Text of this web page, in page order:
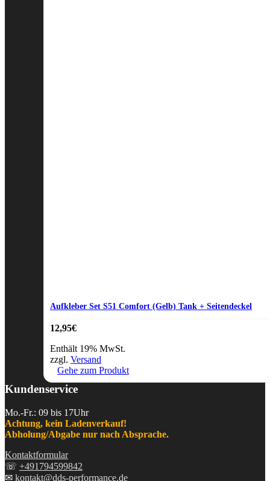
Aufkleber Set S51 Comfort (Gelb) Tank + Seitendeckel
12,95€
Enthält 19% MwSt.
zzgl. Versand
Gehe zum Produkt
Kundenservice
Mo.-Fr.: 09 bis 17Uhr
Achtung, kein Ladenverkauf!
Abholung/Abgabe nur nach Absprache.
Kontaktformular
☏ +491794599842
✉ kontakt@dds-performance.de